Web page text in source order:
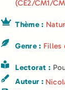
(CE2/CM1/
Thème :
Genre : Filles
Lectorat :
Auteur :